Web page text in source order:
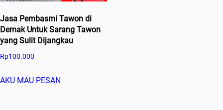
Jasa Pembasmi Tawon di
Demak Untuk Sarang Tawon
yang Sulit Dijangkau
Rp100.000
AKU MAU PESAN